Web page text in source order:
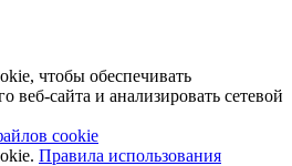
чтобы обеспечивать
веб-сайта и анализировать сетевой
cookie
Правила использования